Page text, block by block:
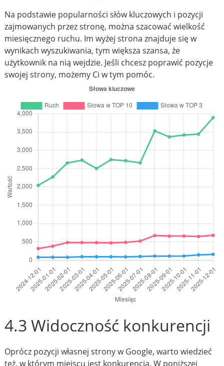
Na podstawie popularności słów kluczowych i pozycji
zajmowanych przez stronę, można szacować wielkość
miesięcznego ruchu. Im wyżej strona znajduje się w
wynikach wyszukiwania, tym większa szansa, że
użytkownik na nią wejdzie. Jeśli chcesz poprawić pozycje
swojej strony, możemy Ci w tym pomóc.
4.3 Widoczność konkurencji
Oprócz pozycji własnej strony w Google, warto wiedzieć
też, w którym miejscu jest konkurencja. W poniższej